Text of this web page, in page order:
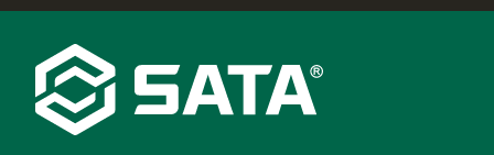
Footer
Navigation